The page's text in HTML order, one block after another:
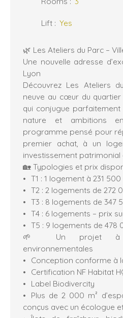
Lift : Yes
🌿 Les Ateliers du Parc –
Une nouvelle adresse
Lyon
Découvrez Les Ateliers
neuve au cœur du quartier
qui conjugue parfaitement
nature et ambitions
programme pensé pour
premier achat, à un
investissement patrimonial
🏡 Typologies et prix
T1 : 1 logement à 231
T2 : 2 logements de 272
T3 : 8 logements de 347
T4 : 6 logements – prix
T5 : 9 logements de 478
🌱 Un projet à
environnementales
Conception conforme à
Certification NF Habitat
Label Biodivercity
Plus de 2 000 m²
conçus avec un écologue